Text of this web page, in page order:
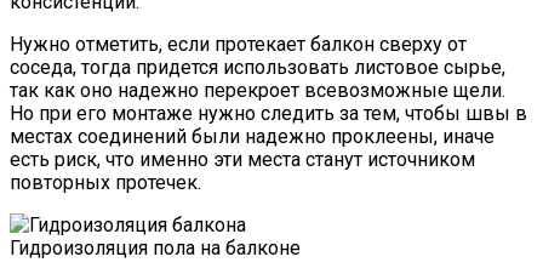
Нужно отметить, если протекает балкон сверху от
соседа, тогда придется использовать листовое сырье,
так как оно надежно перекроет всевозможные щели.
Но при его монтаже нужно следить за тем, чтобы швы в
местах соединений были надежно проклеены, иначе
есть риск, что именно эти места станут источником
повторных протечек.
Гидроизоляция пола на балконе